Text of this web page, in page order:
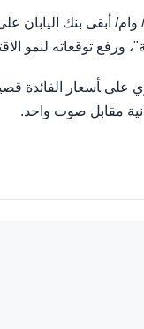
في 23 يناير/ وام/ أبقى بنك
ورفع توقعاته لنمو
على ‍أسعار الفائدة